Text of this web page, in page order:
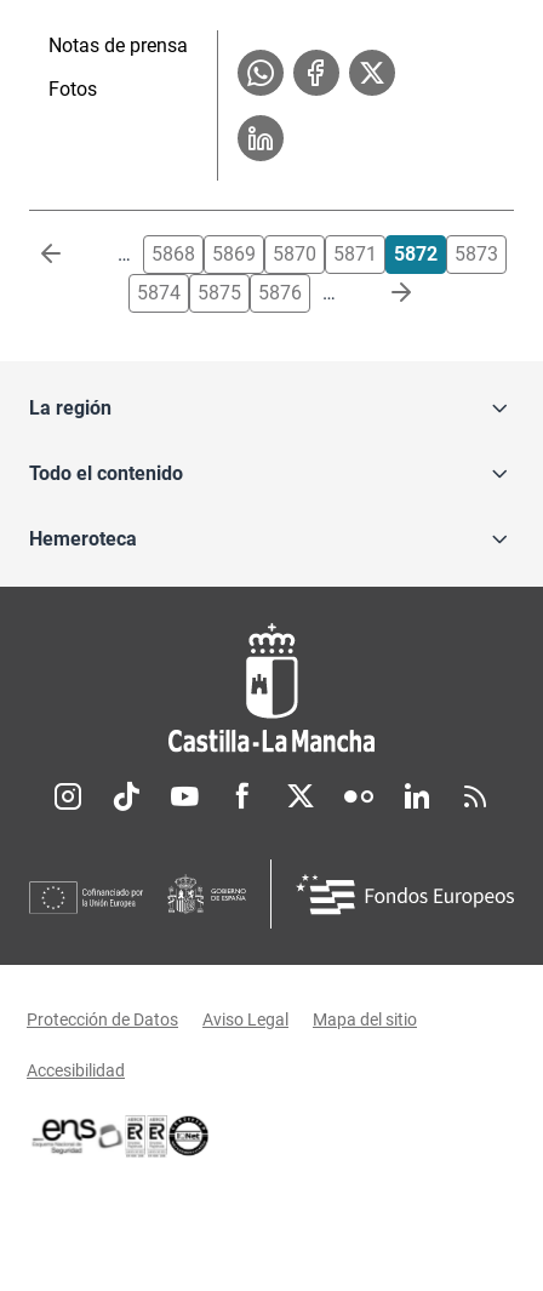
Notas de prensa
Fotos
Paginación … 5868 5869 5870 5871 5872
5873
5874
5875 5876 …
La región
Todo el contenido
Hemeroteca
Redes sociales JCCM
Menú legal
Protección de Datos Aviso Legal Mapa del sitio
Accesibilidad